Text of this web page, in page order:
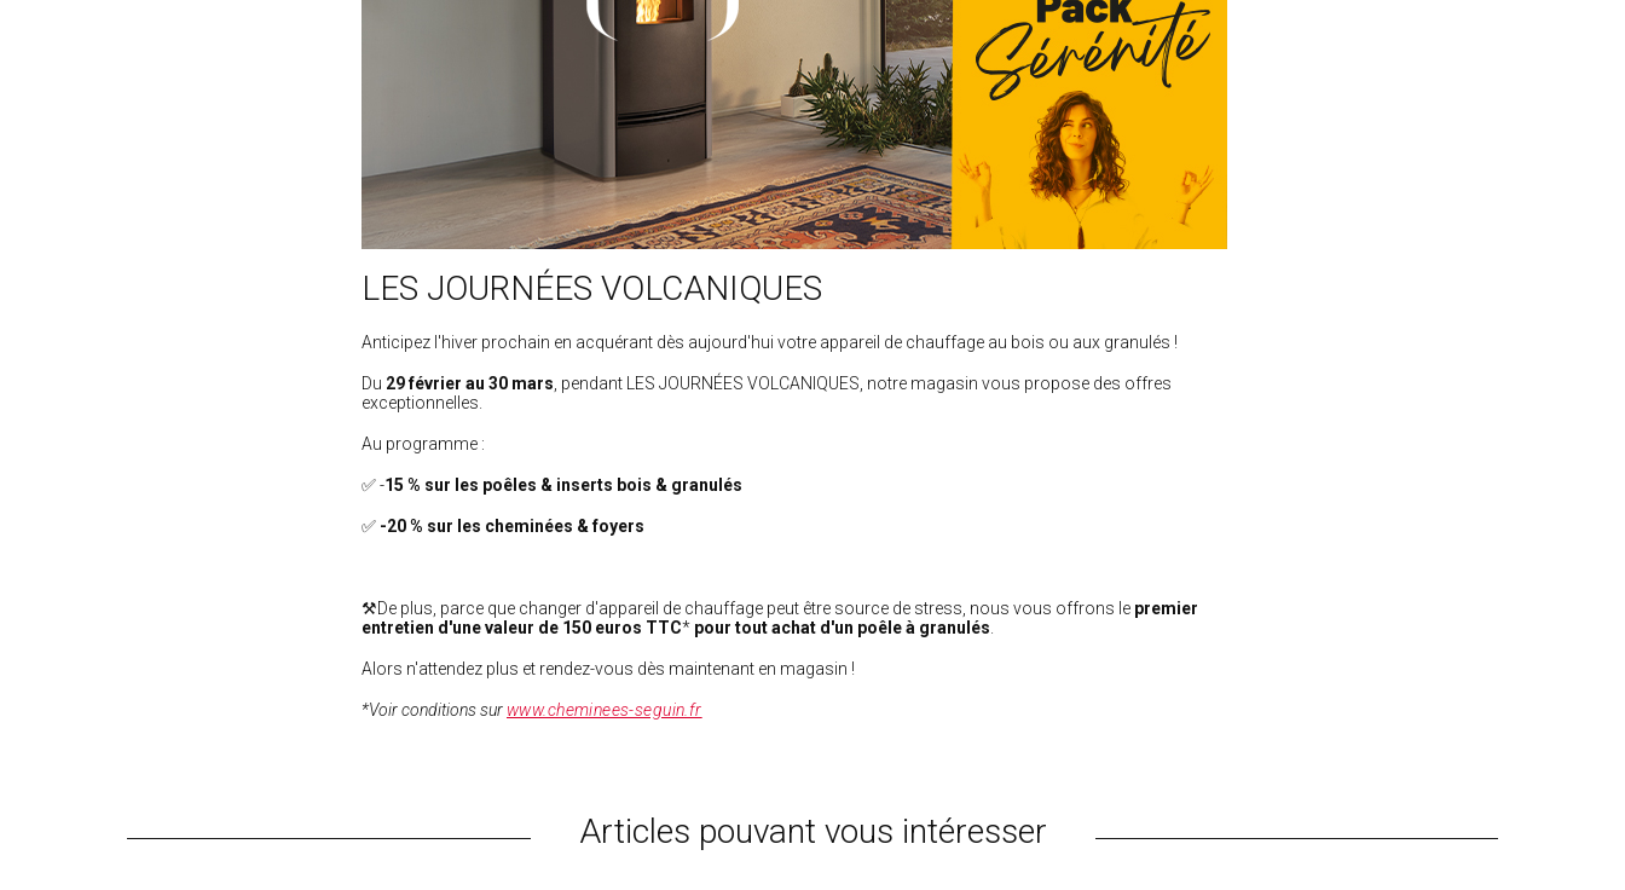
LES JOURNÉES VOLCANIQUES
Anticipez l'hiver prochain en acquérant dès aujourd'hui votre appareil de chauffage au bois ou aux granulés !
Du 29 février au 30 mars , pendant LES JOURNÉES VOLCANIQUES, notre magasin vous propose des offres
exceptionnelles.
Au programme :
✅ -15 % sur les poêles & inserts bois & granulés
✅ -20 % sur les cheminées & foyers
⚒️De plus, parce que changer d'appareil de chauffage peut être source de stress, nous vous offrons le premier
entretien d'une valeur de 150 euros TTC* pour tout achat d'un poêle à granulés
Alors n'attendez plus et rendez-vous dès maintenant en magasin !
*Voir conditions sur www.cheminees-seguin.fr
Articles pouvant vous intéresser